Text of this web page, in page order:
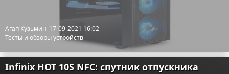
Агап Кузьмин 17-09-2021 16:02
Тесты и обзоры устройств
Infinix HOT 10S NFC: спутник отпускника